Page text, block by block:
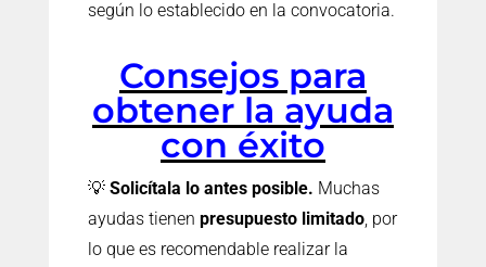
según lo establecido en la convocatoria.
Consejos para
obtener la ayuda
con éxito
💡 Solicítala lo antes posible. Muchas
ayudas tienen presupuesto limitado, por
lo que es recomendable realizar la